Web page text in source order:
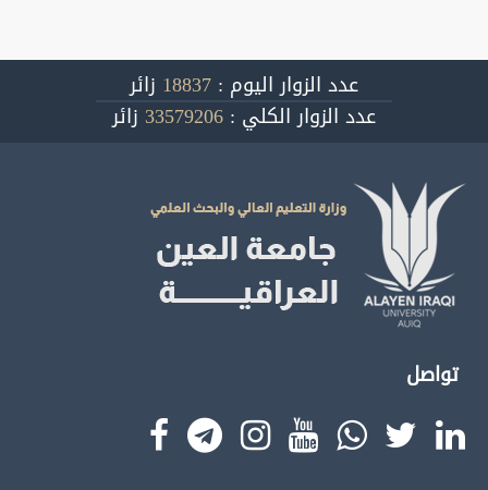
عدد الزوار اليوم : 18837 زائر
عدد الزوار الكلي : 33579206 زائر
تواصل